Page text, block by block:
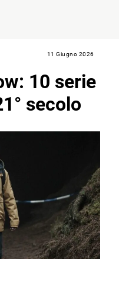
11 Giugno 2026
10 serie
secolo